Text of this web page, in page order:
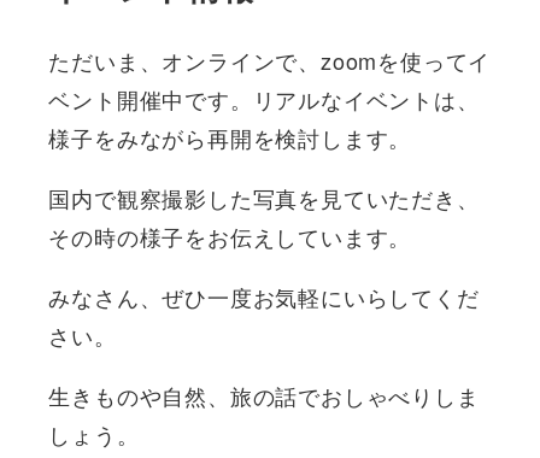
ただいま、オンラインで、zoomを使ってイ
ベント開催中です。リアルなイベントは、
様子をみながら再開を検討します。
国内で観察撮影した写真を見ていただき、
その時の様子をお伝えしています。
みなさん、ぜひ一度お気軽にいらしてくだ
さい。
生きものや自然、旅の話でおしゃべりしま
しょう。